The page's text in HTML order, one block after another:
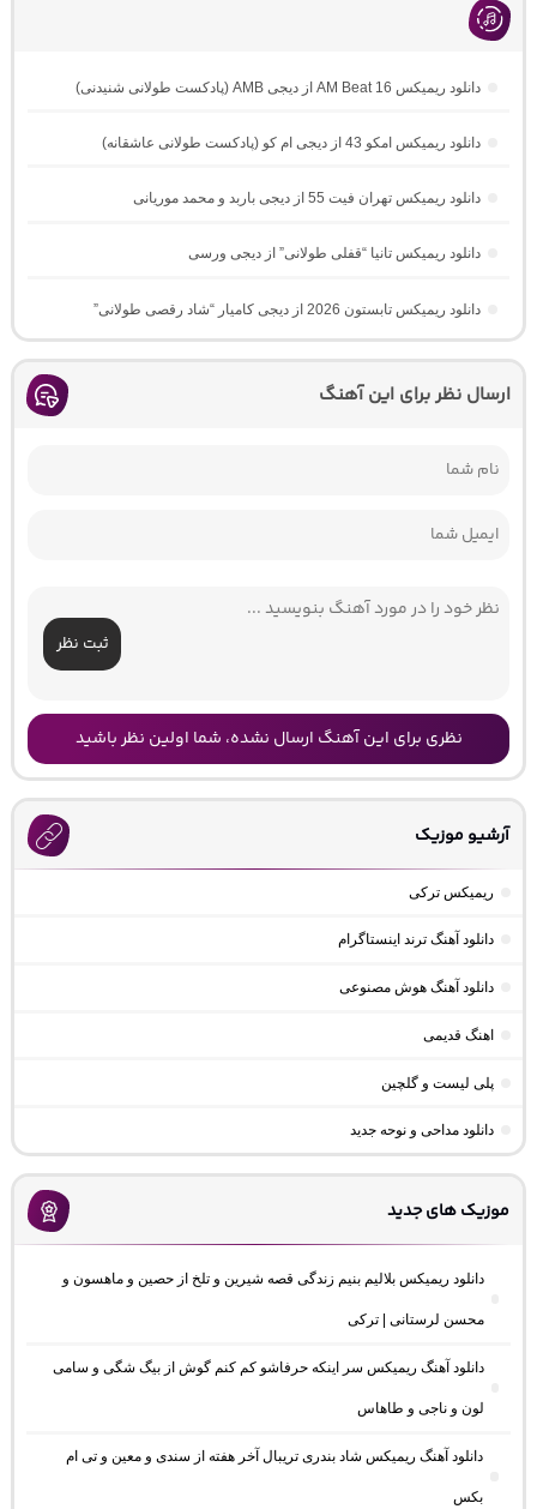
دانلود ریمیکس AM Beat 16 از دیجی AMB (پادکست طولانی شنیدنی)
دانلود ریمیکس امکو 43 از دیجی ام کو (پادکست طولانی عاشقانه)
دانلود ریمیکس تهران فیت 55 از دیجی باربد و محمد موریانی
دانلود ریمیکس تانیا “قفلی طولانی” از دیجی ورسی
دانلود ریمیکس تابستون 2026 از دیجی کامیار “شاد رقصی طولانی”
ارسال نظر برای این آهنگ
ثبت نظر
نظری برای این آهنگ ارسال نشده، شما اولین نظر باشید
آرشیو موزیک
ریمیکس ترکی
دانلود آهنگ ترند اینستاگرام
دانلود آهنگ هوش مصنوعی
اهنگ قدیمی
پلی لیست و گلچین
دانلود مداحی و نوحه جدید
موزیک های جدید
دانلود ریمیکس بلالیم بنیم زندگی قصه شیرین و تلخ از حصین و ماهسون و
محسن لرستانی | ترکی
دانلود آهنگ ریمیکس سر اینکه حرفاشو کم کنم گوش از بیگ شگی و سامی
لون و ناجی و طاهاس
دانلود آهنگ ریمیکس شاد بندری تریبال آخر هفته از سندی و معین و تی ام
بکس